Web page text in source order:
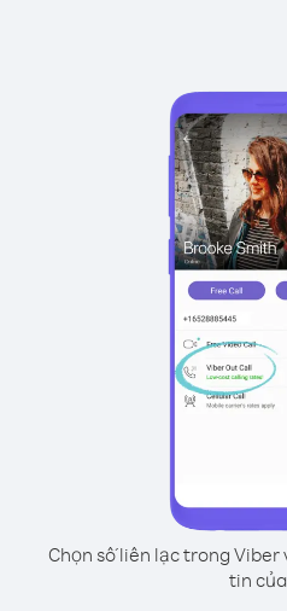
Chọn số liên lạc trong
tin